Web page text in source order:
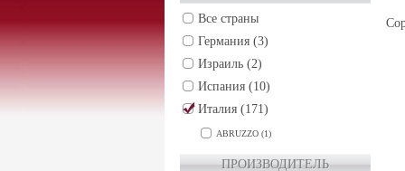
Все страны
Германия (3)
Израиль (2)
Испания (10)
Италия (171)
ABRUZZO (1)
ПРОИЗВОДИТЕЛЬ